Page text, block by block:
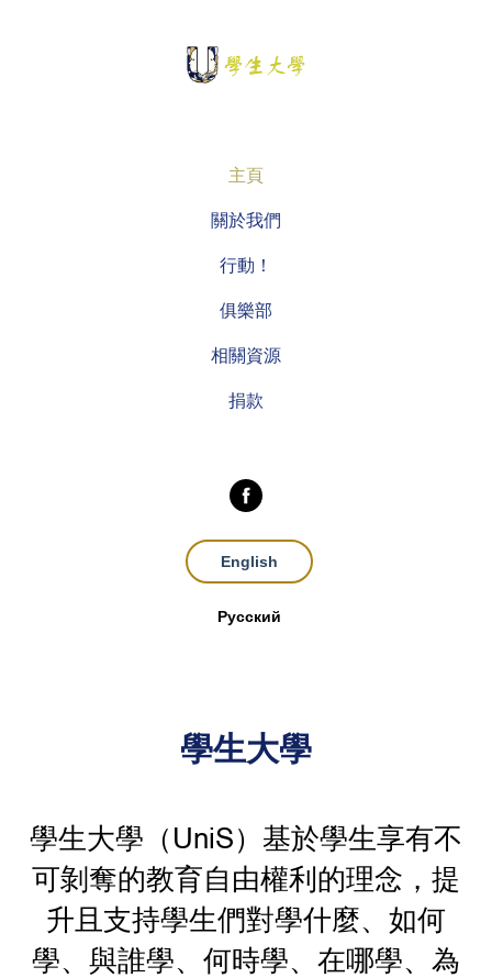
主頁
關於我們
行動！
俱樂部
相關資源
捐款
English
Русский
學生大學
學生大學（UniS）基於學生享有不
可剝奪的教育自由權利的理念，提
升且支持學生們對學什麼、如何
學、與誰學、何時學、在哪學、為